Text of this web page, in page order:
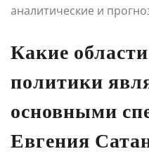
аналитические и
Какие
политики
основными
Евгения